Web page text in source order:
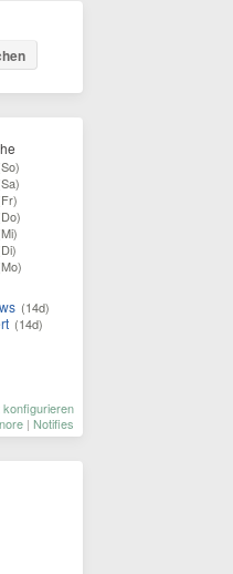
(14d)
(14d)
| Notifies